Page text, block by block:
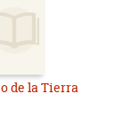
de la Tierra